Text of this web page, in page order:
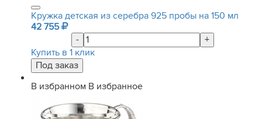
Кружка детская из серебра 925 пробы на 150 мл
42 755
-
+
Купить в 1 клик
В избранном В избранное